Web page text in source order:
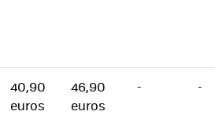
40,90
euros
46,90
euros
- -